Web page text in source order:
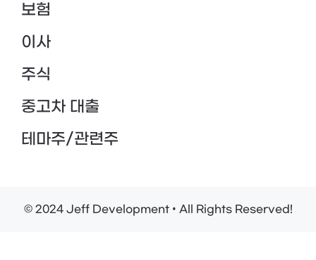
보험
이사
주식
중고차 대출
테마주/관련주
© 2024 Jeff Development • All Rights Reserved!